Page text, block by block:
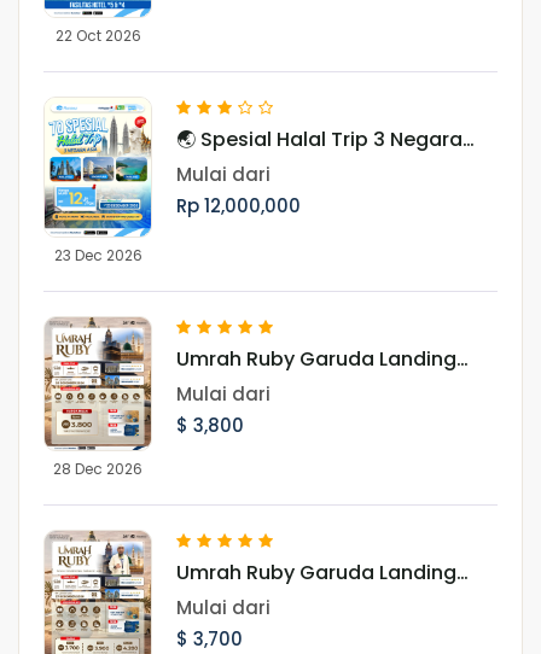
22 Oct 2026
23 Dec 2026
🌏 Spesial Halal Trip 3 Negara
Asia Periode Libur Akhir Tahun
Mulai dari
Rp 12,000,000
28 Dec 2026
Umrah Ruby Garuda Landing
Jeddah 28 Desember 2026
Mulai dari
$ 3,800
Umrah Ruby Garuda Landing
Jeddah 27 Desember 2026
Mulai dari
$ 3,700